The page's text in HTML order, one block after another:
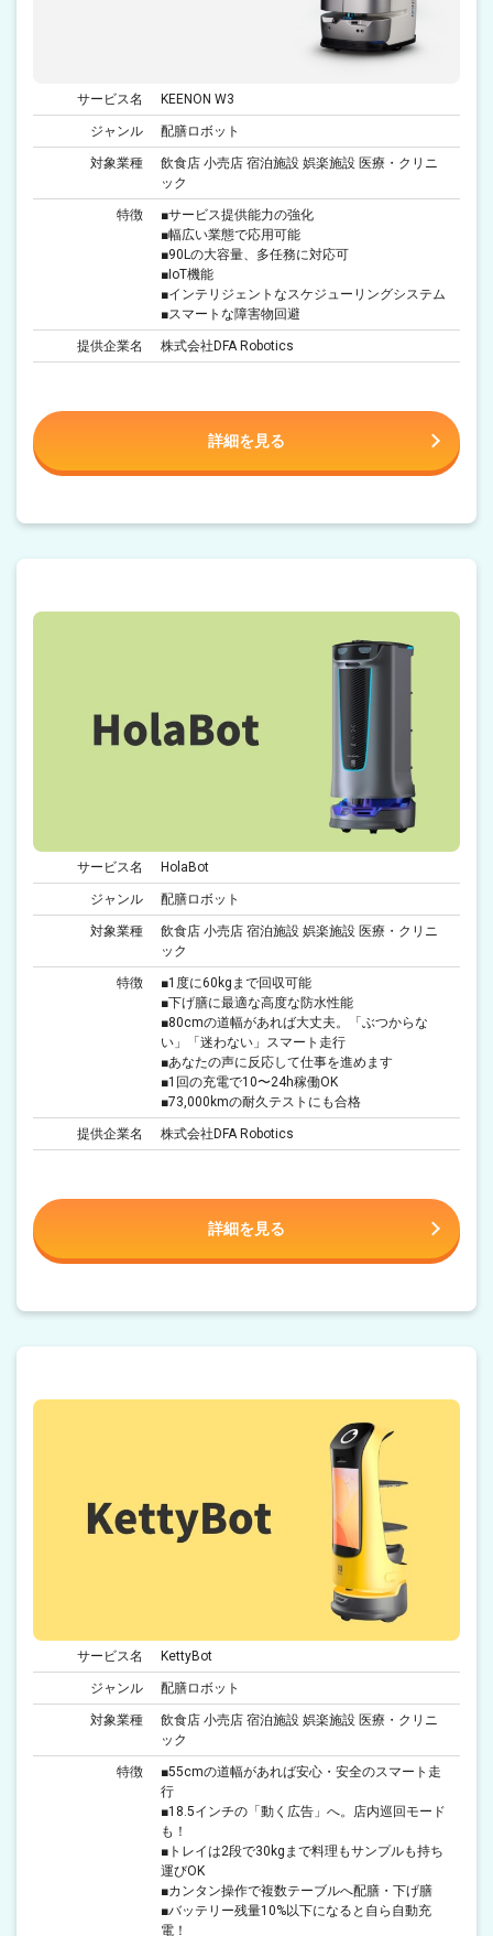
サービス名 KEENON W3
ジャンル 配膳ロボット
対象業種
飲食店 小売店 宿泊施設 娯楽施設 医療・クリニ
ック
特徴
■サービス提供能力の強化
■幅広い業態で応用可能
■90Lの大容量、多任務に対応可
■IoT機能
■インテリジェントなスケジューリングシステム
■スマートな障害物回避
提供企業名 株式会社DFA Robotics
詳細を見る
サービス名 HolaBot
ジャンル 配膳ロボット
対象業種
飲食店 小売店 宿泊施設 娯楽施設 医療・クリニ
ック
特徴
■1度に60kgまで回収可能
■下げ膳に最適な高度な防水性能
■80cmの道幅があれば大丈夫。「ぶつからな
い」「迷わない」スマート走行
■あなたの声に反応して仕事を進めます
■1回の充電で10〜24h稼働OK
■73,000kmの耐久テストにも合格
提供企業名 株式会社DFA Robotics
詳細を見る
サービス名 KettyBot
ジャンル 配膳ロボット
対象業種
飲食店 小売店 宿泊施設 娯楽施設 医療・クリニ
ック
特徴
■55cmの道幅があれば安心・安全のスマート走
行
■18.5インチの「動く広告」へ。店内巡回モード
も！
■トレイは2段で30kgまで料理もサンプルも持ち
運びOK
■カンタン操作で複数テーブルへ配膳・下げ膳
■バッテリー残量10%以下になると自ら自動充
電！